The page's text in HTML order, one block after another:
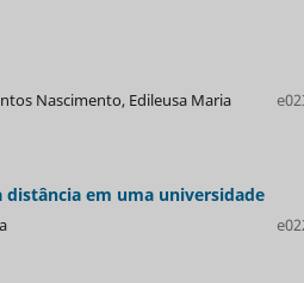
Nascimento, Edileusa Maria
em uma universidade